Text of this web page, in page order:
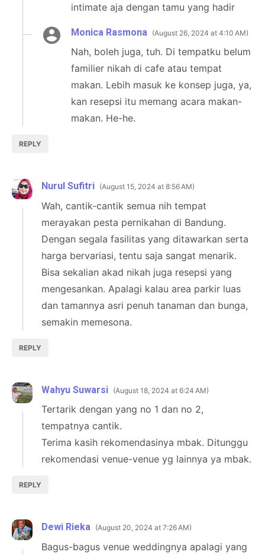
REPLY
intimate aja dengan tamu yang hadir
Monica Rasmona August 26, 2024 at 4:10 AM
Nah, boleh juga, tuh. Di tempatku belum
familier nikah di cafe atau tempat
makan. Lebih masuk ke konsep juga, ya,
kan resepsi itu memang acara makan-
makan. He-he.
Nurul Sufitri August 15, 2024 at 8:56 AM
Wah, cantik-cantik semua nih tempat
merayakan pesta pernikahan di Bandung.
Dengan segala fasilitas yang ditawarkan serta
harga bervariasi, tentu saja sangat menarik.
Bisa sekalian akad nikah juga resepsi yang
mengesankan. Apalagi kalau area parkir luas
dan tamannya asri penuh tanaman dan bunga,
semakin memesona.
REPLY
Wahyu Suwarsi August 18, 2024 at 6:24 AM
Tertarik dengan yang no 1 dan no 2,
tempatnya cantik.
Terima kasih rekomendasinya mbak. Ditunggu
rekomendasi venue-venue yg lainnya ya mbak.
REPLY
Dewi Rieka August 20, 2024 at 7:26 AM
Bagus-bagus venue weddingnya apalagi yang